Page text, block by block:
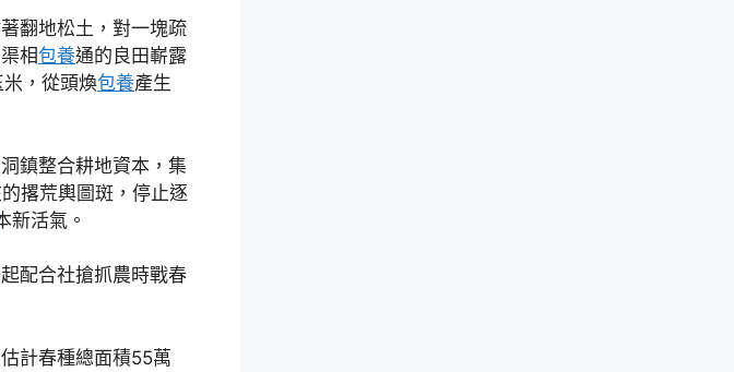
翻地松土，對一塊疏
相包養通的良田嶄露
米，從頭煥包養產生
鎮整合耕地資本，集
撂荒輿圖斑，停止逐
新活氣。
配合社搶抓農時戰春
計春種總面積55萬